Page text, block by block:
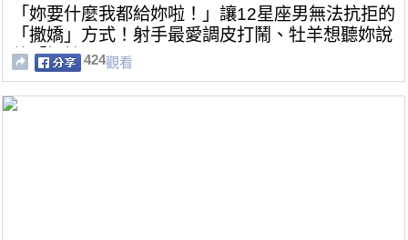
「妳要什麼我都給妳啦！」讓12星座男無法抗拒的
「撒嬌」方式！射手最愛調皮打鬧、牡羊想聽妳說
他「好棒」！
424觀看